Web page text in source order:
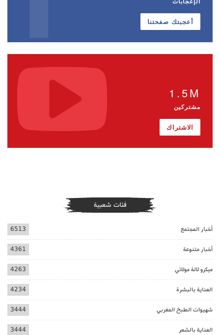
أعجبتك صفحتنا
1.5M
مشتركين
الاشتراك
فئات شعبية
أخبار المجتمع 6513
أخبار متنوعة 4361
ميكرو لالة مولاتي 4263
العناية بالبشرة 4234
شهيوات الطبخ المغربي 3444
العناية بالشعر 3444